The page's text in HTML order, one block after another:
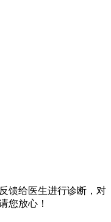
馈给医生进行诊断，对
您放心！